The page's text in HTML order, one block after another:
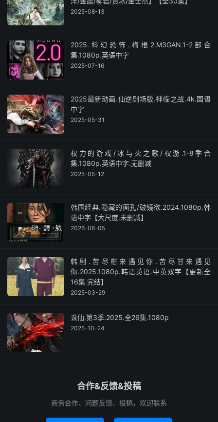
2025-08-13
2025.科幻恐怖.梅根2.M3GAN.1-2部合
集.1080p.英语中字
2025-07-16
2025最新动画.仙逆剧场版.神临之战.4k.国语
中字
2025-05-31
权力的游戏/冰与火之歌/权游.1-8季合
集.1080p.英语中字.无删减
2025-05-12
韩国经典.隐藏的面孔/破镜欲.2024.1080p.韩
语中字【大尺度.未删减】
2026-06-05
韩剧.苦尽柑来遇见你.苦尽甘来遇见
你.2025.1080p.韩语英语.中英双字【更新全
16集.完结】
2025-03-29
诛仙.第3季.2025.全26集.1080p
2025-10-24
合作&反馈&投稿
商务合作、问题反馈、投稿，欢迎联系